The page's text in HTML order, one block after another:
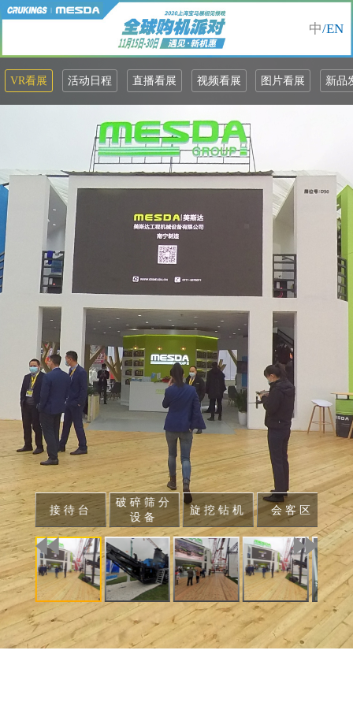
接待台
破碎筛分
设备
旋挖钻机 会客区
中/EN
VR看展 活动日程 直播看展 视频看展 图片看展 新品